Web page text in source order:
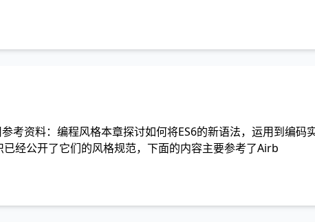
资料：编程风格本章探讨如何将ES6的新语法，运用到编码
经公开了它们的风格规范，下面的内容主要参考了Airb